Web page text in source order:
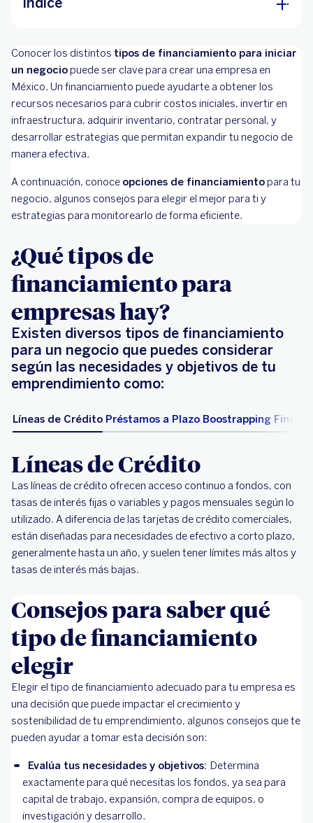
hay?
Consejos para saber qué tipo de financiamiento
Pasos a seguir cuando ya tienes un
financiamiento
Conocer los distintos tipos de financiamiento para iniciar
un negociopuede ser clave para crear una empresa en
México. Un financiamiento puede ayudarte a obtener los
recursos necesarios para cubrir costos iniciales, invertir en
infraestructura, adquirir inventario, contratar personal, y
desarrollar estrategias que permitan expandir tu negocio de
manera efectiva.
A continuación, conoce opciones de financiamientopara tu
negocio, algunos consejos para elegir el mejor para ti y
estrategias para monitorearlo de forma eficiente.
¿Qué tipos de
financiamiento para
empresas hay?
Existen diversos tipos de financiamiento
para un negocio que puedes considerar
según las necesidades y objetivos de tu
emprendimiento como:
Líneas de Crédito Préstamos a Plazo Boostrapping
Líneas de Crédito
Las líneas de crédito ofrecen acceso continuo a fondos, con
tasas de interés fijas o variables y pagos mensuales según lo
utilizado. A diferencia de las tarjetas de crédito comerciales,
están diseñadas para necesidades de efectivo a corto plazo,
generalmente hasta un año, y suelen tener límites más altos y
tasas de interés más bajas.
Consejos para saber qué
tipo de financiamiento
elegir
Elegir el tipo de financiamiento adecuado para tu empresa es
una decisión que puede impactar el crecimiento y
sostenibilidad de tu emprendimiento, algunos consejos que te
pueden ayudar a tomar esta decisión son:
Evalúa tus necesidades y objetivos: Determina
exactamente para qué necesitas los fondos, ya sea para
capital de trabajo, expansión, compra de equipos, o
investigación y desarrollo.